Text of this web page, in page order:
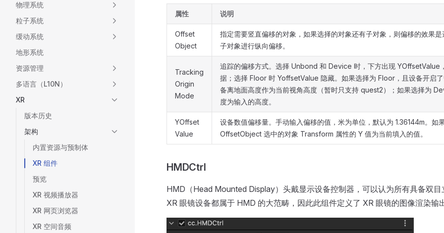
物理系统
粒子系统
缓动系统
地形系统
资源管理
多语言（L10N）
XR
版本历史
架构
内置资源与预制体
XR 组件
预览
XR 视频播放器
XR 网页浏览器
XR 空间音频
属性 说明
Offset
Object
指定需要竖直偏移的对象，如果选择的对象还有子对象，则偏移的效果
子对象进行纵向偏移。
Tracking
Origin
Mode
追踪的偏移方式。选择 Unbond 和 Device 时，下方出现 YOffsetValue
据；选择 Floor 时 YoffsetValue 隐藏。如果选择为 Floor，且设备开启
备离地面高度作为当前视角高度（暂时只支持 quest2）；如果选择为
度为输入的高度。
YOffset
Value
设备数值偏移量。手动输入偏移的值，米为单位，默认为 1.36144m。如
OffsetObject 选中的对象 Transform 属性的 Y 值为当前填入的值。
HMDCtrl
HMD（Head Mounted Display）头戴显示设备控制器，可以认为所有具备双目
XR 眼镜设备都属于 HMD 的大范畴，因此此组件定义了 XR 眼镜的图像渲染输